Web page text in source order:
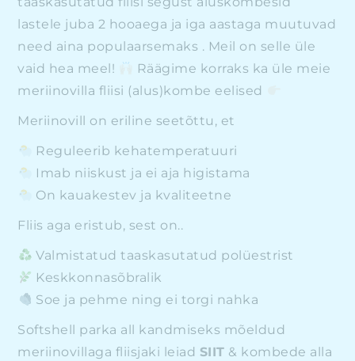
lastele juba 2 hooaega ja iga aastaga muutuvad
need aina populaarsemaks . Meil on selle üle
vaid hea meel!
Räägime korraks ka üle meie
meriinovilla fliisi (alus)kombe eelised
Meriinovill on eriline seetõttu, et
Reguleerib kehatemperatuuri
Imab niiskust ja ei aja higistama
On kauakestev ja kvaliteetne
Fliis aga eristub, sest on..
Valmistatud taaskasutatud polüestrist
Keskkonnasõbralik
Soe ja pehme ning ei torgi nahka
Softshell parka all kandmiseks mõeldud
meriinovillaga fliisjaki leiad SIIT & kombede alla